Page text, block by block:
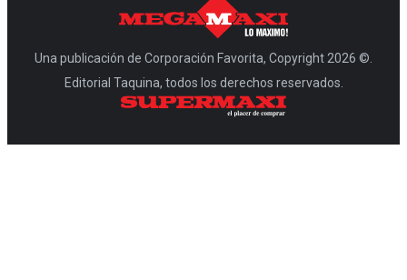
Una publicación de Corporación Favorita, Copyright 2026 ©.
Editorial Taquina, todos los derechos reservados.